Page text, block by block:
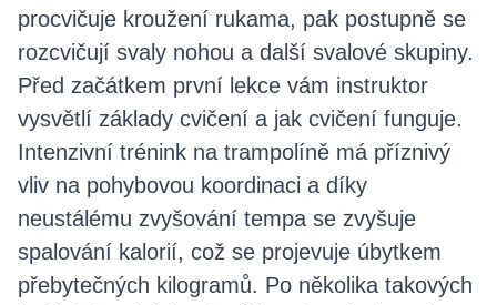
procvičuje kroužení rukama, pak postupně se
rozcvičují svaly nohou a další svalové skupiny.
Před začátkem první lekce vám instruktor
vysvětlí základy cvičení a jak cvičení funguje.
Intenzivní trénink na trampolíně má příznivý
vliv na pohybovou koordinaci a díky
neustálému zvyšování tempa se zvyšuje
spalování kalorií, což se projevuje úbytkem
přebytečných kilogramů. Po několika takových